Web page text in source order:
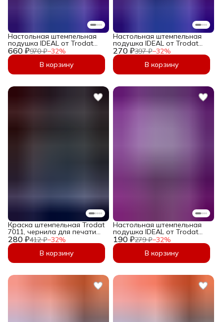
660 ₽970 ₽−32%
Настольная штемпельная
подушка IDEAL от Trodat
размером 90х160мм Синяя
В корзину
270 ₽397 ₽−32%
Настольная штемпельная
подушка IDEAL от Trodat
размером 70х110мм Синяя
В корзину
280 ₽412 ₽−32%
Краска штемпельная Trodat
7011, чернила для печати
на водной основе, 28 мл,
чёрные
В корзину
190 ₽279 ₽−32%
Настольная штемпельная
подушка IDEAL от Trodat
размером 50х90мм
Фиолетовая
В корзину